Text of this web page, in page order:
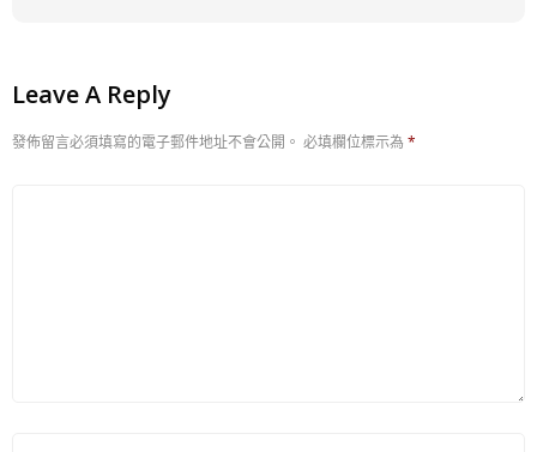
Leave A Reply
發佈留言必須填寫的電子郵件地址不會公開。 必填欄位標示為 *